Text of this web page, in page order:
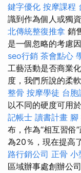
鍵字優化 按摩課程
識到作為個人或獨
北傳統整復推拿 銷
是一個忽略的考慮
seo行銷 茶會點心
工藝活動是否商業
度，我們所說的柔
整骨 按摩學徒 台胞
以不同的硬度可用
記帳士 讀書計畫 腳
布，作為“相互習俗
為20％，現在提高
路行銷公司 正骨 小
區域辦事處創辦公